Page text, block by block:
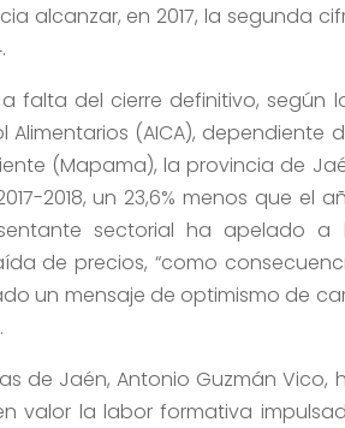
alcanzar, en 2017, la segunda
falta del cierre definitivo, según
(AICA), dependiente
(Mapama), la provincia de
2018, un 23,6% menos que el
sectorial ha apelado a
de precios, “como
un mensaje de optimismo de
de Jaén, Antonio Guzmán Vico,
valor la labor formativa